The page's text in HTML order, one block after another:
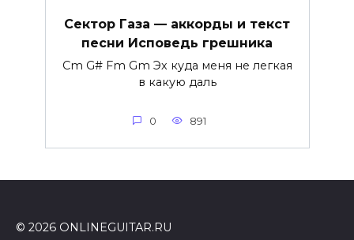
Сектор Газа — аккорды и текст
песни Исповедь грешника
Cm G# Fm Gm Эх куда меня не легкая
в какую даль
0 891
© 2026 ONLINEGUITAR.RU